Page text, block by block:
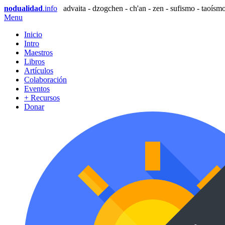
nodualidad.info
advaita - dzogchen - ch'an - zen - sufismo -
Menu
Inicio
Intro
Maestros
Libros
Artículos
Colaboración
Eventos
+ Recursos
Donar